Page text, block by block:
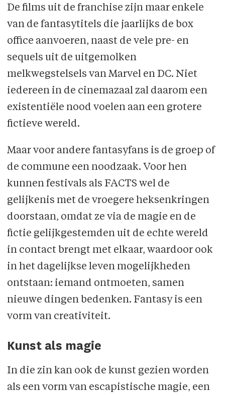
De films uit de franchise zijn maar enkele
van de fantasytitels die jaarlijks de box
office aanvoeren, naast de vele pre- en
sequels uit de uitgemolken
melkwegstelsels van Marvel en DC. Niet
iedereen in de cinemazaal zal daarom een
existentiële nood voelen aan een grotere
fictieve wereld.
Maar voor andere fantasyfans is de groep of
de commune een noodzaak. Voor hen
kunnen festivals als FACTS wel de
gelijkenis met de vroegere heksenkringen
doorstaan, omdat ze via de magie en de
fictie gelijkgestemden uit de echte wereld
in contact brengt met elkaar, waardoor ook
in het dagelijkse leven mogelijkheden
ontstaan: iemand ontmoeten, samen
nieuwe dingen bedenken. Fantasy is een
vorm van creativiteit.
Kunst als magie
In die zin kan ook de kunst gezien worden
als een vorm van escapistische magie, een